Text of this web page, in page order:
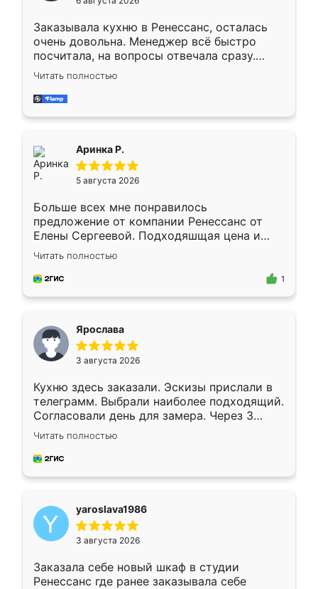
мебели буду заказывать только здесь.
Заказывала кухню в Ренессанс, осталась
очень довольна. Менеджер всё быстро
посчитала, на вопросы отвечала сразу.
Замерщик приехал в субботу, подошёл к
делу со всей ответственностью. Собрали
за день, ребята работали аккуратно, даже
Читать полностью
Аринка Р.
5 августа 2026
Больше всех мне понравилось
предложение от компании Ренессанс от
Елены Сергеевой. Подходяшщая цена и
короткие сроки изготовления. Приехавший
для замера сотрудник Владислав
предложил по моему эскизу самый
Читать полностью
1
Ярослава
3 августа 2026
Кухню здесь заказали. Эскизы прислали в
телеграмм. Выбрали наиболее подходящий.
Согласовали день для замера. Через 3
недели кухня была уже готова. Остались
довольны работой. Спасибо Ренессанс
мебель за качественную работу!
Читать полностью
yaroslava1986
3 августа 2026
Заказала себе новый шкаф в студии
Ренессанс где ранее заказывала себе